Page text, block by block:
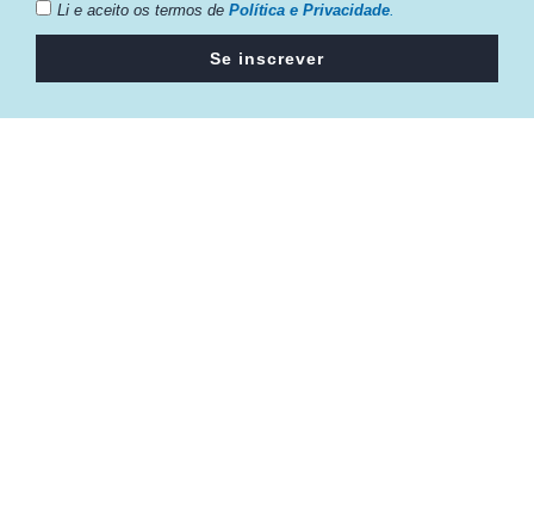
Li e aceito os termos de Política e Privacidade.
Se inscrever